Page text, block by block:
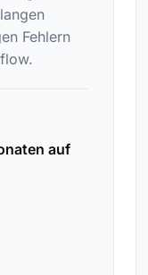
Fehlern
auf